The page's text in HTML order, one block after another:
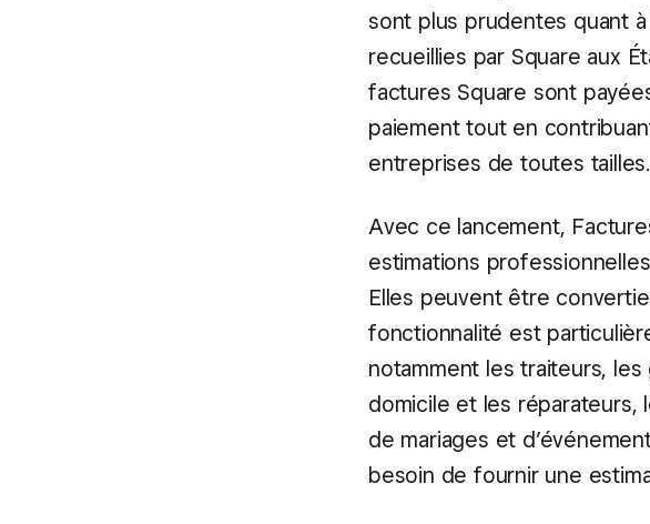
sont plus prudentes quant
recueillies par Square aux
factures Square sont
paiement tout en
entreprises de toutes tailles.
Avec ce lancement,
estimations
Elles peuvent être
fonctionnalité est
notamment les traiteurs,
domicile et les réparateurs,
de mariages et
besoin de fournir une